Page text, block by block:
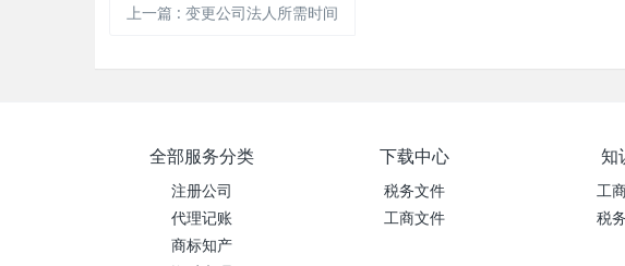
上一篇 :变更公司法人所需时间
全部服务分类
注册公司
代理记账
商标知产
下载中心
税务文件
工商文件
知
工
税